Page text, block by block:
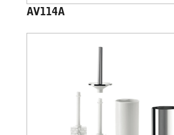
AV114A